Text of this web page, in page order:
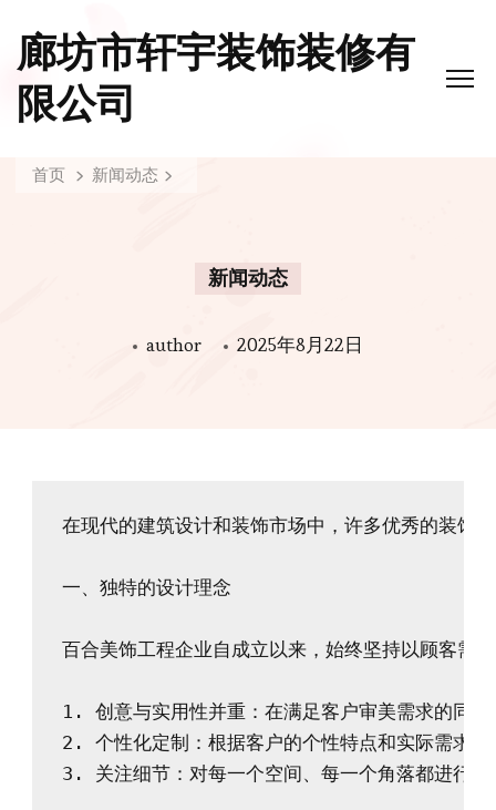
廊坊市轩宇装饰装修有
限公司
首页 新闻动态
新闻动态
author 2025年8月22日
在现代的建筑设计和装饰市场中，许多优秀的装饰
一、独特的设计理念
百合美饰工程企业自成立以来，始终坚持以顾客需
1. 创意与实用性并重：在满足客户审美需求的同
2. 个性化定制：根据客户的个性特点和实际需求
3. 关注细节：对每一个空间、每一个角落都进行